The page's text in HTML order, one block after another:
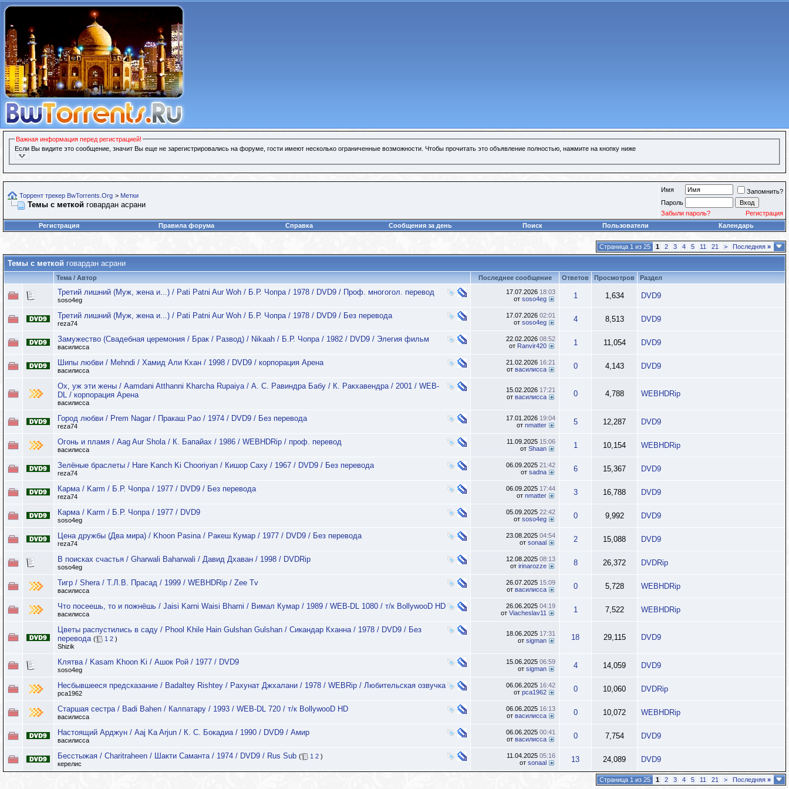
Важная информация перед регистрацией!
Если Вы видите это сообщение, значит Вы еще не зарегистрировались на форуме, гости имеют несколько ограниченные возможности. Чтобы прочитать это объявление полностью, нажмите на кнопку ниже
Торрент трекер BwTorrents.Org > Метки
Темы с меткой говардан асрани
Имя
Запомнить?
Пароль
Забыли пароль?
Регистрация
Регистрация
Правила форума Справка Сообщения за день Поиск Пользователи Календарь
Страница 1 из 25 1 2 3 4 5 11 21 > Последняя »
Темы с меткой говардан асрани
Тема / Автор Последнее сообщение Ответов Просмотров Раздел
Третий лишний (Муж, жена и...) / Pati Patni Aur Woh / Б.Р. Чопра / 1978 / DVD9 / Проф. многогол. перевод
soso4eg
17.07.2026 18:03
от soso4eg 1 1,634 DVD9
Третий лишний (Муж, жена и...) / Pati Patni Aur Woh / Б.Р. Чопра / 1978 / DVD9 / Без перевода
reza74
17.07.2026 02:01
от soso4eg 4 8,513 DVD9
Замужество (Свадебная церемония / Брак / Развод) / Nikaah / Б.Р. Чопра / 1982 / DVD9 / Элегия фильм
василисса
22.02.2026 08:52
от Ranvir420 1 11,054 DVD9
Шипы любви / Mehndi / Хамид Али Кхан / 1998 / DVD9 / корпорация Арена
василисса
21.02.2026 16:21
от василисса 0 4,143 DVD9
Ох, уж эти жены / Aamdani Atthanni Kharcha Rupaiya / А. С. Равиндра Бабу / К. Ракхавендра / 2001 / WEB-
DL / корпорация Арена
василисса
15.02.2026 17:21
от василисса 0 4,788 WEBHDRip
Город любви / Prem Nagar / Пракаш Рао / 1974 / DVD9 / Без перевода
reza74
17.01.2026 19:04
от nmatter 5 12,287 DVD9
Огонь и пламя / Aag Aur Shola / К. Бапайах / 1986 / WEBHDRip / проф. перевод
василисса
11.09.2025 15:06
от Shaan 1 10,154 WEBHDRip
Зелёные браслеты / Hare Kanch Ki Chooriyan / Кишор Саху / 1967 / DVD9 / Без перевода
reza74
06.09.2025 21:42
от sadna 6 15,367 DVD9
Карма / Karm / Б.Р. Чопра / 1977 / DVD9 / Без перевода
reza74
06.09.2025 17:44
от nmatter 3 16,788 DVD9
Карма / Karm / Б.Р. Чопра / 1977 / DVD9
soso4eg
05.09.2025 22:42
от soso4eg 0 9,992 DVD9
Цена дружбы (Два мира) / Khoon Pasina / Ракеш Кумар / 1977 / DVD9 / Без перевода
reza74
23.08.2025 04:54
от sonaal 2 15,088 DVD9
В поисках счастья / Gharwali Baharwali / Давид Дхаван / 1998 / DVDRip
soso4eg
12.08.2025 08:13
от irinarozze 8 26,372 DVDRip
Тигр / Shera / Т.Л.В. Прасад / 1999 / WEBHDRip / Zee Tv
василисса
26.07.2025 15:09
от василисса 0 5,728 WEBHDRip
Что посеешь, то и пожнёшь / Jaisi Karni Waisi Bharni / Вимал Кумар / 1989 / WEB-DL 1080 / т/к BollywooD HD
василисса
26.06.2025 04:19
от Viacheslav11 1 7,522 WEBHDRip
Цветы распустились в саду / Phool Khile Hain Gulshan Gulshan / Сикандар Кханна / 1978 / DVD9 / Без
перевода ( 1 2 )
Shizik
18.06.2025 17:31
от sigman 18 29,115 DVD9
Клятва / Kasam Khoon Ki / Ашок Рой / 1977 / DVD9
soso4eg
15.06.2025 06:59
от sigman 4 14,059 DVD9
Несбывшееся предсказание / Badaltey Rishtey / Рахунат Джхалани / 1978 / WEBRip / Любительская озвучка
pca1962
06.06.2025 16:42
от pca1962 0 10,060 DVDRip
Старшая сестра / Badi Bahen / Калпатару / 1993 / WEB-DL 720 / т/к BollywooD HD
василисса
06.06.2025 16:13
от василисса 0 10,072 WEBHDRip
Настоящий Арджун / Aaj Ka Arjun / К. С. Бокадиа / 1990 / DVD9 / Амир
василисса
06.06.2025 00:41
от василисса 0 7,754 DVD9
Бесстыжая / Charitraheen / Шакти Саманта / 1974 / DVD9 / Rus Sub ( 1 2 )
керелис
11.04.2025 05:16
от sonaal 13 24,089 DVD9
Страница 1 из 25 1 2 3 4 5 11 21 > Последняя »